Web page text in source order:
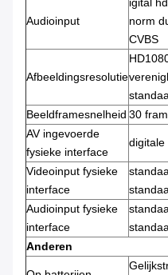
Audioinput
igital
norm
CVBS
Afbeeldingsresolutie
Beeldframesnelheid 30
AV ingevoerde
fysieke interface
digitale
Videoinput fysieke
interface
Audioinput fysieke
interface
Anderen